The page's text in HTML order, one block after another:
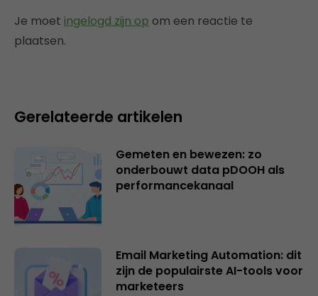
Je moet ingelogd zijn op om een reactie te
plaatsen.
Gerelateerde artikelen
Gemeten en bewezen: zo
onderbouwt data pDOOH als
performancekanaal
Email Marketing Automation: dit
zijn de populairste AI-tools voor
marketeers